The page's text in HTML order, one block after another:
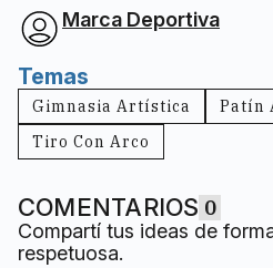
Marca Deportiva
Temas
Gimnasia Artística Patín
Tiro Con Arco
COMENTARIOS 0
Compartí tus ideas de
respetuosa.